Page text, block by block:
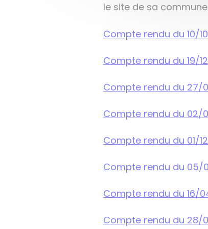
le site de sa
Compte rendu du 10/
Compte rendu du 19/
Compte rendu du 27/
Compte rendu du 02/
Compte rendu du 01/
Compte rendu du 05/
Compte rendu du 16/
Compte rendu du 28/